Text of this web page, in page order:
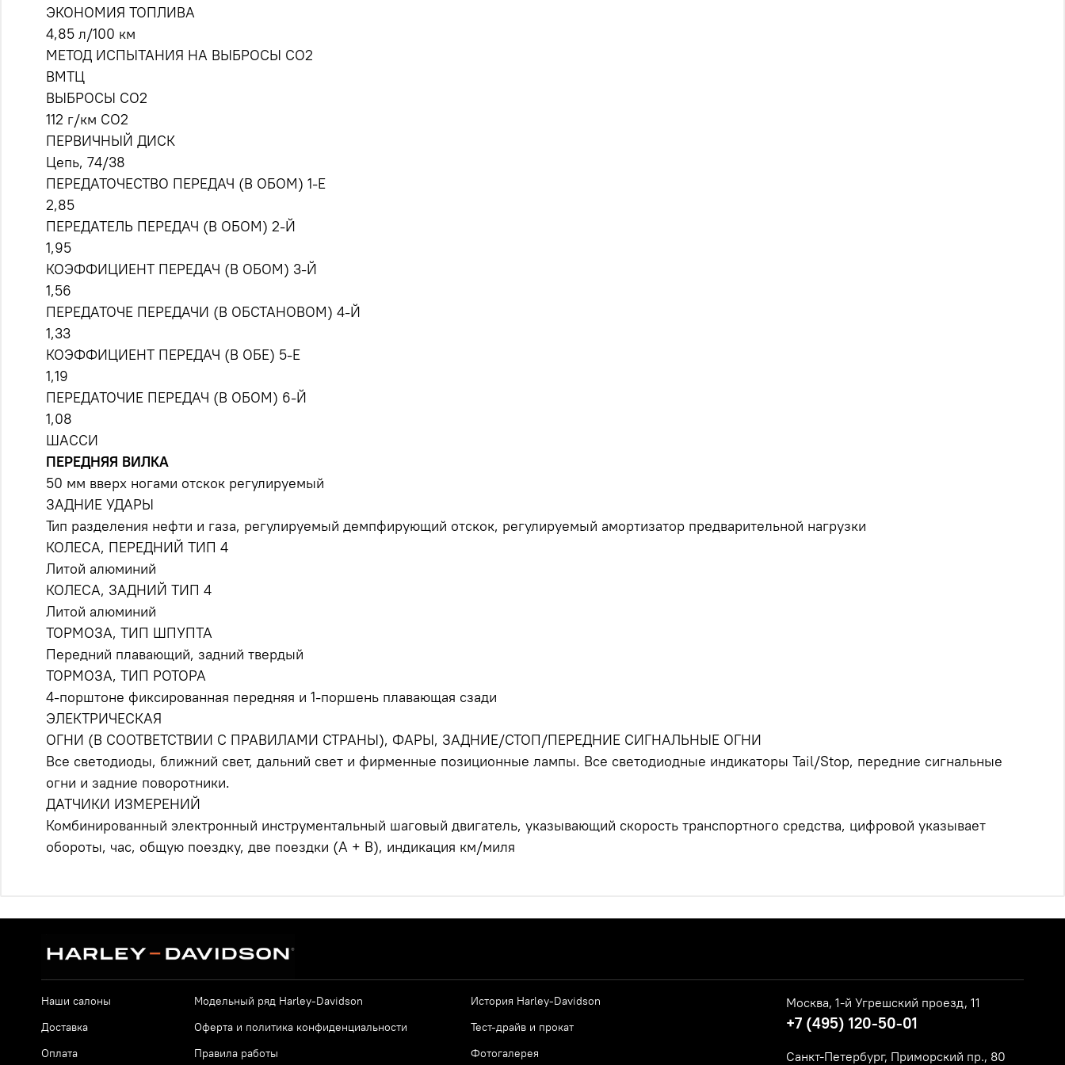
ЭКОНОМИЯ ТОПЛИВА
4,85 л/100 км
МЕТОД ИСПЫТАНИЯ НА ВЫБРОСЫ CO2
ВМТЦ
ВЫБРОСЫ CO2
112 г/км CO2
ПЕРВИЧНЫЙ ДИСК
Цепь, 74/38
ПЕРЕДАТОЧЕСТВО ПЕРЕДАЧ (В ОБОМ) 1-Е
2,85
ПЕРЕДАТЕЛЬ ПЕРЕДАЧ (В ОБОМ) 2-Й
1,95
КОЭФФИЦИЕНТ ПЕРЕДАЧ (В ОБОМ) 3-Й
1,56
ПЕРЕДАТОЧЕ ПЕРЕДАЧИ (В ОБСТАНОВОМ) 4-Й
1,33
КОЭФФИЦИЕНТ ПЕРЕДАЧ (В ОБЕ) 5-Е
1,19
ПЕРЕДАТОЧИЕ ПЕРЕДАЧ (В ОБОМ) 6-Й
1,08
ШАССИ
ПЕРЕДНЯЯ ВИЛКА
50 мм вверх ногами отскок регулируемый
ЗАДНИЕ УДАРЫ
Тип разделения нефти и газа, регулируемый демпфирующий отскок, регулируемый амортизатор предварительной нагрузки
КОЛЕСА, ПЕРЕДНИЙ ТИП 4
Литой алюминий
КОЛЕСА, ЗАДНИЙ ТИП 4
Литой алюминий
ТОРМОЗА, ТИП ШПУПТА
Передний плавающий, задний твердый
ТОРМОЗА, ТИП РОТОРА
4-порштоне фиксированная передняя и 1-поршень плавающая сзади
ЭЛЕКТРИЧЕСКАЯ
ОГНИ (В СООТВЕТСТВИИ С ПРАВИЛАМИ СТРАНЫ), ФАРЫ, ЗАДНИЕ/СТОП/ПЕРЕДНИЕ СИГНАЛЬНЫЕ ОГНИ
Все светодиоды, ближний свет, дальний свет и фирменные позиционные лампы. Все светодиодные индикаторы Tail/Stop, передние сигнальные
огни и задние поворотники.
ДАТЧИКИ ИЗМЕРЕНИЙ
Комбинированный электронный инструментальный шаговый двигатель, указывающий скорость транспортного средства, цифровой указывает
обороты, час, общую поездку, две поездки (A + B), индикация км/миля
Наши салоны
Доставка
Оплата
Модельный ряд Harley-Davidson
Оферта и политика конфиденциальности
Правила работы
История Harley-Davidson
Тест-драйв и прокат
Фотогалерея
Москва, 1-й Угрешский проезд, 11
+7 (495) 120-50-01
Санкт-Петербург, Приморский пр., 80